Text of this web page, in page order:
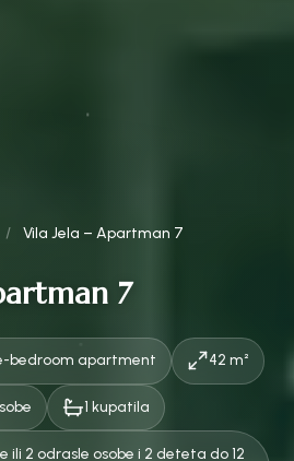
/ Vila Jela – Apartman 7
7
bedroom apartment 42 m²
sobe 1 kupatila
ili 2 odrasle osobe i 2 deteta do 12